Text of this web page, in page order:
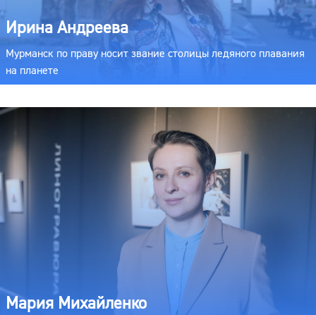
Ирина Андреева
Мурманск по праву носит звание столицы ледяного плавания
на планете
Мария Михайленко